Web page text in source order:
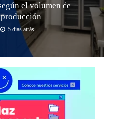
el volumen de
producción
5 días atrás